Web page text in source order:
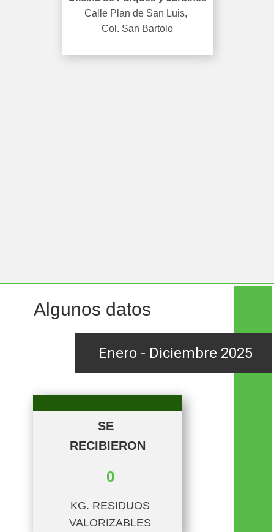
Calle Plan de San Luis,
Col. San Bartolo
Enero - Diciembre 2025
Algun​os datos
SE
RECIBIERON
0
KG. RESIDUOS
VALORIZABLES